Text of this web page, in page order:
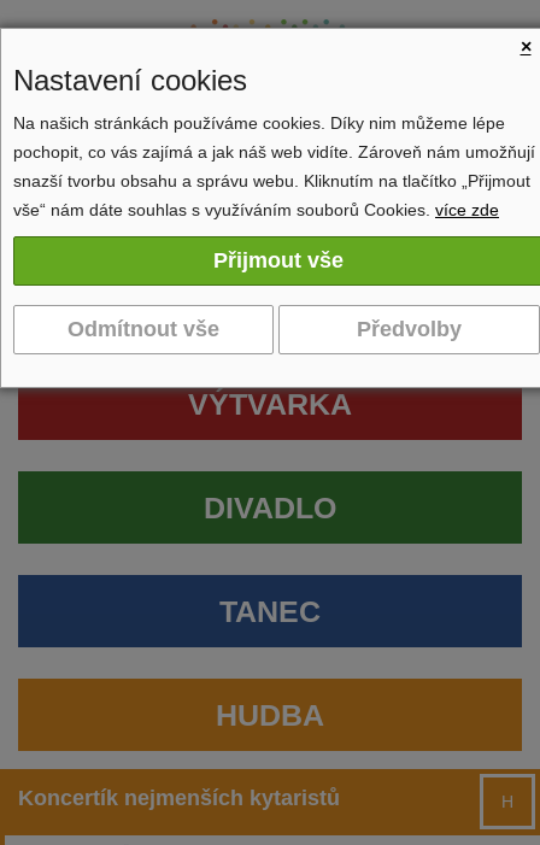
Zobrazit navigaci
VÝTVARKA
DIVADLO
TANEC
HUDBA
Koncertík nejmenších kytaristů H
×
Nastavení cookies
Na našich stránkách používáme cookies. Díky nim můžeme lépe
pochopit, co vás zajímá a jak náš web vidíte. Zároveň nám umožňují
snazší tvorbu obsahu a správu webu. Kliknutím na tlačítko „Přijmout
vše“ nám dáte souhlas s využíváním souborů Cookies. více zde